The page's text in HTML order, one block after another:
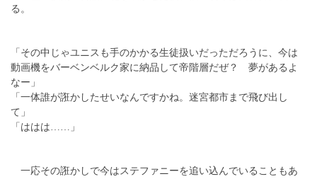
る。
「その中じゃユニスも手のかかる生徒扱いだっただろうに、今は
動画機をバーベンベルク家に納品して帝階層だぜ？ 夢があるよ
なー」
「一体誰が誑かしたせいなんですかね。迷宮都市まで飛び出し
て」
「ははは……」
一応その誑かしで今はステファニーを追い込んでいることもあ